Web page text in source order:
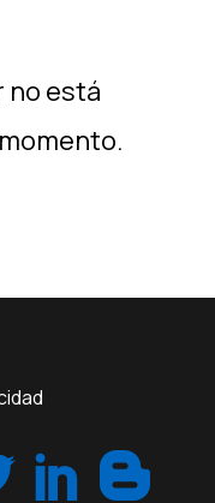
no está